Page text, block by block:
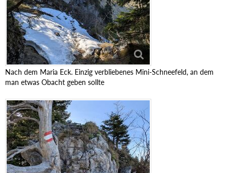
Nach dem Maria Eck. Einzig verbliebenes Mini-Schneefeld, an dem
man etwas Obacht geben sollte